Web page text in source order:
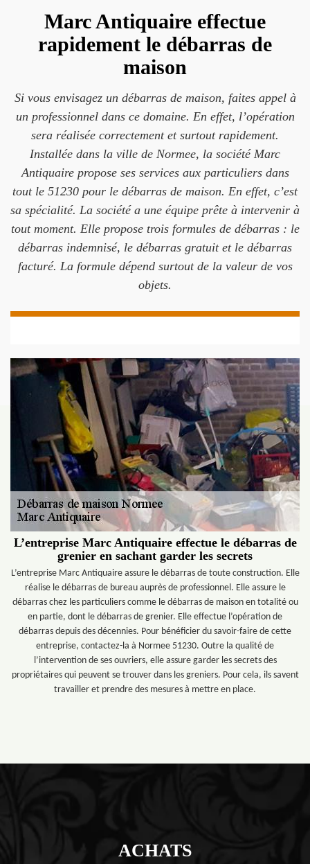
Marc Antiquaire effectue
rapidement le débarras de
maison
Si vous envisagez un débarras de maison, faites appel à
un professionnel dans ce domaine. En effet, l’opération
sera réalisée correctement et surtout rapidement.
Installée dans la ville de Normee, la société Marc
Antiquaire propose ses services aux particuliers dans
tout le 51230 pour le débarras de maison. En effet, c’est
sa spécialité. La société a une équipe prête à intervenir à
tout moment. Elle propose trois formules de débarras : le
débarras indemnisé, le débarras gratuit et le débarras
facturé. La formule dépend surtout de la valeur de vos
objets.
L’entreprise Marc Antiquaire effectue le débarras de
grenier en sachant garder les secrets
L’entreprise Marc Antiquaire assure le débarras de toute construction. Elle
réalise le débarras de bureau auprès de professionnel. Elle assure le
débarras chez les particuliers comme le débarras de maison en totalité ou
en partie, dont le débarras de grenier. Elle effectue l’opération de
débarras depuis des décennies. Pour bénéficier du savoir-faire de cette
entreprise, contactez-la à Normee 51230. Outre la qualité de
l’intervention de ses ouvriers, elle assure garder les secrets des
propriétaires qui peuvent se trouver dans les greniers. Pour cela, ils savent
travailler et prendre des mesures à mettre en place.
ACHATS